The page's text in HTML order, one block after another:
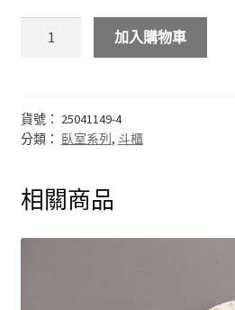
書房系列
書桌&電腦桌
加入購物車
貨號： 25041149-4
分類： 臥室系列, 斗櫃
相關商品